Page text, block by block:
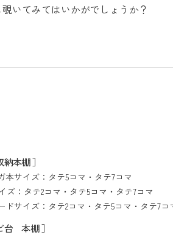
いてみてはいかがでしょうか？
納本棚 ］
本サイズ： タテ5コマ ・ タテ7コマ
ズ： タテ2コマ ・ タテ5コマ ・ タテ7コマ
ドサイズ： タテ2コマ ・ タテ5コマ ・ タテ7コ
台 本棚 ］